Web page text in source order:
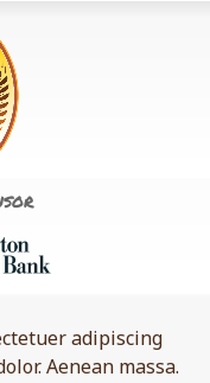
adipiscing
Aenean massa.